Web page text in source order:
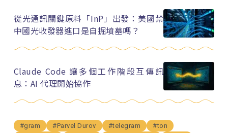
從光通訊關鍵原料「InP」出發：美國禁
中國光收發器進口是自掘墳墓嗎？
Claude Code 讓多個工作階段互傳訊
息：AI 代理開始協作
#gram #Parvel Durov #telegram
#ton